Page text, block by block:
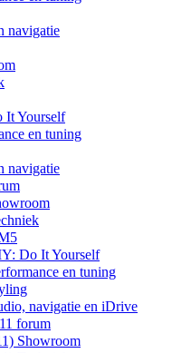
navigatie
Yourself
en tuning
navigatie
Do It Yourself
en tuning
navigatie en iDrive
forum
Showroom